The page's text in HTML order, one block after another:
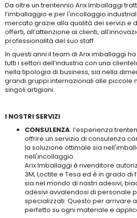
Da oltre un trentennio Arix Imballaggi
l’imballaggio e per l'incollaggio
mercato grazie alla qualità dei servizi e
offerti, all’attenzione ai clienti,
professionalità del suo staff.
In questi anni il team di Arix imballaggi
tutti i settori dell’industria con una
nella tipologia di business, sia nella
grandi gruppi internazionali alle piccole
singoli artigiani.
I NOSTRI SERVIZI
CONSULENZA: l’esperienza
offrire un servizio di consulenza
la soluzione ottimale sia
nell'incollaggio.
Arix Imballaggi è rivenditore
3M, Loctite e Tesa ed è in grado di
sia nel mondo di nastri adesivi,
adesivi avvalendosi di personale
specializzati. Questo per arrivare
perfetto su ogni materiale e